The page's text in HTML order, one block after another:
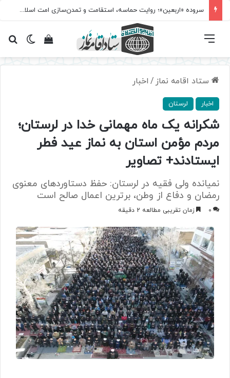
سروده‌ «اربعین»؛ روایت حماسه، استقامت و تمدن‌سازی امت اسلامی
تغییرمشاهده فهرست
ستاد اقامه نماز / اخبار
اخبار لرستان
شکرانه یک ماه مهمانی خدا در لرستان؛
مردم مؤمن استان به نماز عید فطر
ایستادند+ تصاویر
نمیانده ولی فقیه در لرستان: حفظ دستاوردهای معنوی
رمضان و دفاع از وطن، برترین اعمال صالح است
0 زمان تقریبی مطالعه 2 دقیقه